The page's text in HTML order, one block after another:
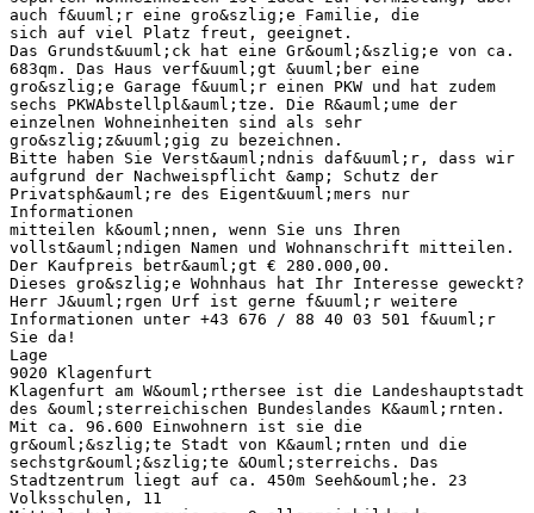
auch f&uuml;r eine gro&szlig;e Familie, die
sich auf viel Platz freut, geeignet.
Das Grundst&uuml;ck hat eine Gr&ouml;&szlig;e von ca.
683qm. Das Haus verf&uuml;gt &uuml;ber eine
gro&szlig;e Garage f&uuml;r einen PKW und hat zudem
sechs PKWAbstellpl&auml;tze. Die R&auml;ume der
einzelnen Wohneinheiten sind als sehr
gro&szlig;z&uuml;gig zu bezeichnen.
Bitte haben Sie Verst&auml;ndnis daf&uuml;r, dass wir
aufgrund der Nachweispflicht &amp; Schutz der
Privatsph&auml;re des Eigent&uuml;mers nur
Informationen
mitteilen k&ouml;nnen, wenn Sie uns Ihren
vollst&auml;ndigen Namen und Wohnanschrift mitteilen.
Der Kaufpreis betr&auml;gt € 280.000,00.
Dieses gro&szlig;e Wohnhaus hat Ihr Interesse geweckt?
Herr J&uuml;rgen Urf ist gerne f&uuml;r weitere
Informationen unter +43 676 / 88 40 03 501 f&uuml;r
Sie da!
Lage
9020 Klagenfurt
Klagenfurt am W&ouml;rthersee ist die Landeshauptstadt
des &ouml;sterreichischen Bundeslandes K&auml;rnten.
Mit ca. 96.600 Einwohnern ist sie die
gr&ouml;&szlig;te Stadt von K&auml;rnten und die
sechstgr&ouml;&szlig;te &Ouml;sterreichs. Das
Stadtzentrum liegt auf ca. 450m Seeh&ouml;he. 23
Volksschulen, 11